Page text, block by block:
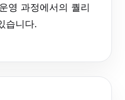
영 과정에서의 퀄리
습니다.